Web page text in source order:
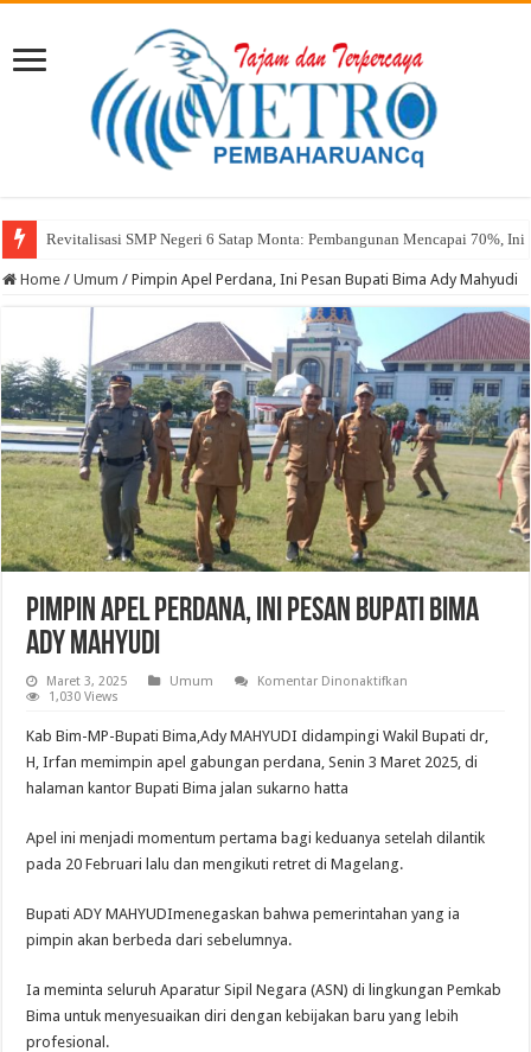
Revitalisasi SMP Negeri 6 Satap Monta: Pembangunan Mencapai 70%,
Sekda Abul: Pelantikan adalah Pengakuan Kompetensi
Home / Umum / Pimpin Apel Perdana, Ini Pesan Bupati Bima Ady Mahyudi
Pimpin Apel Perdana, Ini Pesan Bupati Bima
Ady Mahyudi
Maret 3, 2025 Umum Komentar Dinonaktifkan
Perdana,
Ini
Pesan
Bupati
1,030 Views
Kab Bim-MP-Bupati Bima,Ady MAHYUDI didampingi Wakil Bupati dr,
H, Irfan memimpin apel gabungan perdana, Senin 3 Maret 2025, di
halaman kantor Bupati Bima jalan sukarno hatta
Apel ini menjadi momentum pertama bagi keduanya setelah dilantik
pada 20 Februari lalu dan mengikuti retret di Magelang.
Bupati ADY MAHYUDImenegaskan bahwa pemerintahan yang ia
pimpin akan berbeda dari sebelumnya.
Ia meminta seluruh Aparatur Sipil Negara (ASN) di lingkungan Pemkab
Bima untuk menyesuaikan diri dengan kebijakan baru yang lebih
profesional.